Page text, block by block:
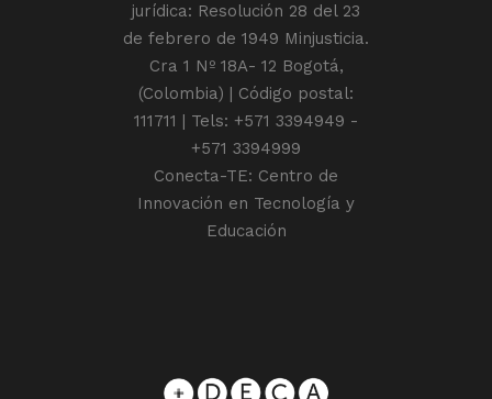
jurídica: Resolución 28 del 23
de febrero de 1949 Minjusticia.
Cra 1 Nº 18A- 12 Bogotá,
(Colombia) | Código postal:
111711 | Tels: +571 3394949 -
+571 3394999
Conecta-TE: Centro de
Innovación en Tecnología y
Educación